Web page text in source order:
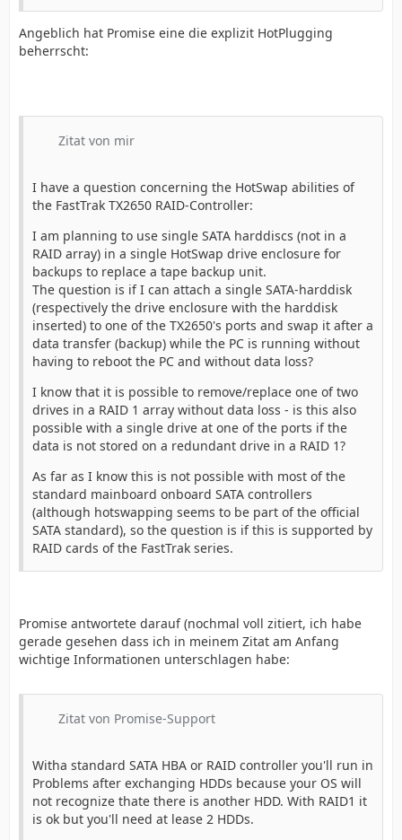
Angeblich hat Promise eine die explizit HotPlugging
beherrscht:
Zitat von mir
I have a question concerning the HotSwap abilities of
the FastTrak TX2650 RAID-Controller:
I am planning to use single SATA harddiscs (not in a
RAID array) in a single HotSwap drive enclosure for
backups to replace a tape backup unit.
The question is if I can attach a single SATA-harddisk
(respectively the drive enclosure with the harddisk
inserted) to one of the TX2650's ports and swap it after a
data transfer (backup) while the PC is running without
having to reboot the PC and without data loss?
I know that it is possible to remove/replace one of two
drives in a RAID 1 array without data loss - is this also
possible with a single drive at one of the ports if the
data is not stored on a redundant drive in a RAID 1?
As far as I know this is not possible with most of the
standard mainboard onboard SATA controllers
(although hotswapping seems to be part of the official
SATA standard), so the question is if this is supported by
RAID cards of the FastTrak series.
Promise antwortete darauf (nochmal voll zitiert, ich habe
gerade gesehen dass ich in meinem Zitat am Anfang
wichtige Informationen unterschlagen habe:
Zitat von Promise-Support
Witha standard SATA HBA or RAID controller you'll run in
Problems after exchanging HDDs because your OS will
not recognize thate there is another HDD. With RAID1 it
is ok but you'll need at lease 2 HDDs.